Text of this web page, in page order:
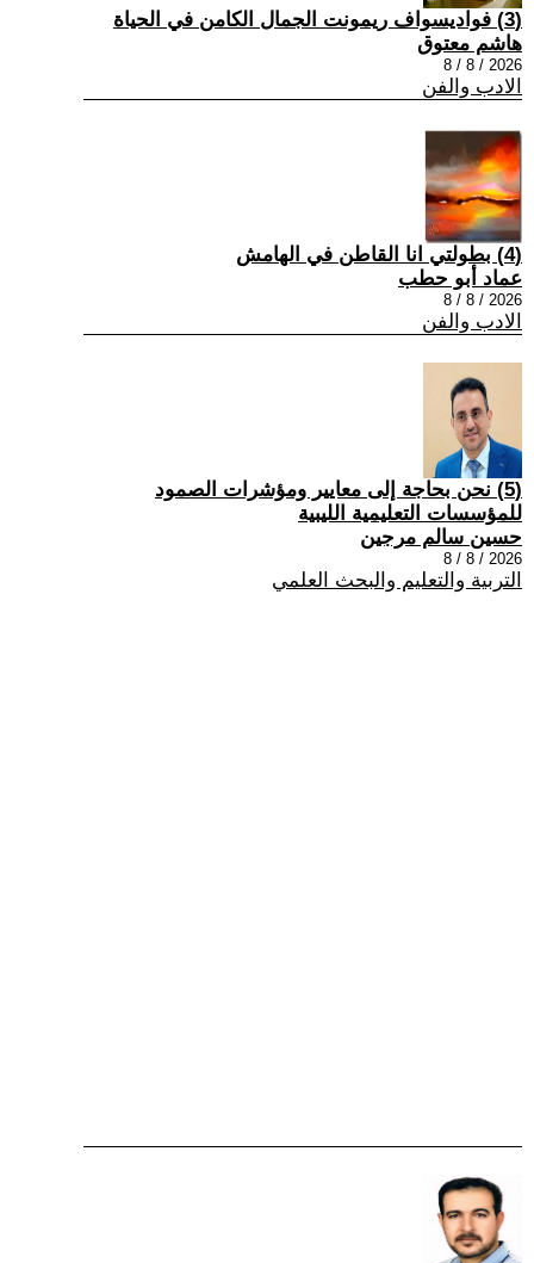
(3) فواديسواف ريمونت الجمال الكامن في الحياة
هاشم معتوق
2026 / 8 / 8
الادب والفن
(4) بطولتي انا القاطن في الهامش
عماد أبو حطب
2026 / 8 / 8
الادب والفن
(5) نحن بحاجة إلى معايير ومؤشرات الصمود
للمؤسسات التعليمية الليبية
حسين سالم مرجين
2026 / 8 / 8
التربية والتعليم والبحث العلمي